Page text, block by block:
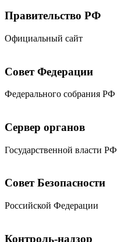
Правительство РФ
Официальный сайт
Совет Федерации
Федерального собрания РФ
Сервер органов
Государственной власти РФ
Совет Безопасности
Российской Федерации
Контроль-надзор